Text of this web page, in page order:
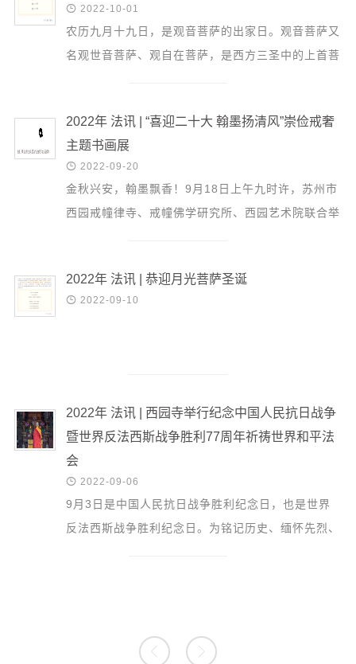
 2022-10-01
农历九月十九日，是观音菩萨的出家日。观音菩萨又
名观世音菩萨、观自在菩萨，是西方三圣中的上首菩
2022年 法讯 | “喜迎二十大 翰墨扬清风”崇俭戒奢
主题书画展
 2022-09-20
金秋兴安，翰墨飘香！9月18日上午九时许，苏州市
西园戒幢律寺、戒幢佛学研究所、西园艺术院联合举
2022年 法讯 | 恭迎月光菩萨圣诞
 2022-09-10
2022年 法讯 | 西园寺举行纪念中国人民抗日战争
暨世界反法西斯战争胜利77周年祈祷世界和平法
会
 2022-09-06
9月3日是中国人民抗日战争胜利纪念日，也是世界
反法西斯战争胜利纪念日。为铭记历史、缅怀先烈、
 